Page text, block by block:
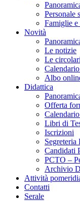
Personale
Famiglie e
Novità
Le notizie
Le circolari
Albo
Didattica
Offerta
Libri di
Iscrizioni
Segreteria
Candidati
PCTO –
Archivio
Attività
Contatti
Serale